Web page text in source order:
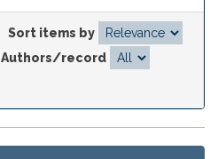
Sort items by
Authors/record